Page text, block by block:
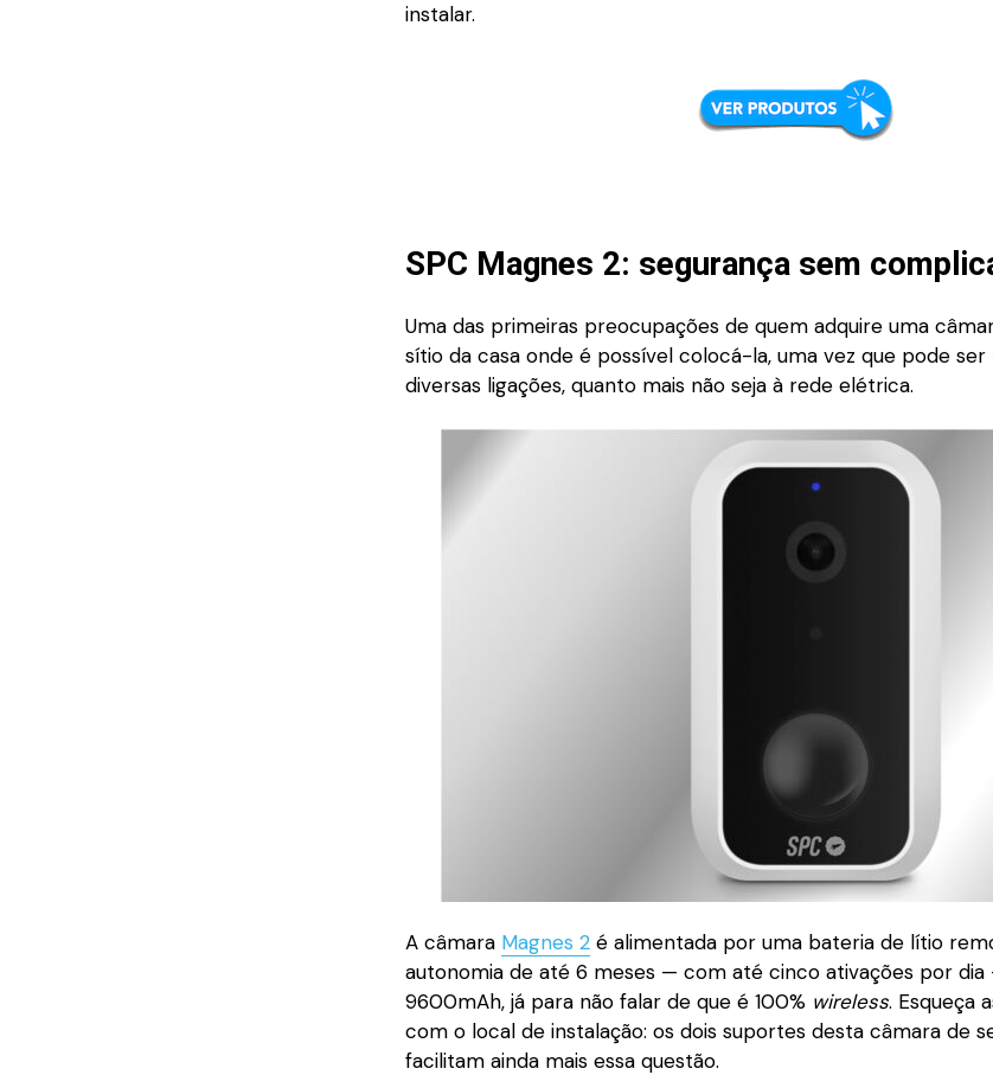
instalar.
SPC Magnes 2: segurança sem
Uma das primeiras preocupações de quem adquire uma
sítio da casa onde é possível colocá-la, uma vez que pode
diversas ligações, quanto mais não seja à rede elétrica.
A câmara Magnes 2 é alimentada por uma bateria de lítio
autonomia de até 6 meses — com até cinco ativações por
9600mAh, já para não falar de que é 100% wireless. Esqueça
com o local de instalação: os dois suportes desta câmara de
facilitam ainda mais essa questão.